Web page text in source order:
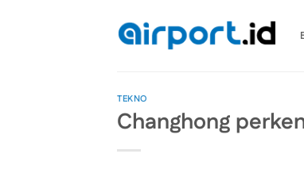
TEKNO
Changhong